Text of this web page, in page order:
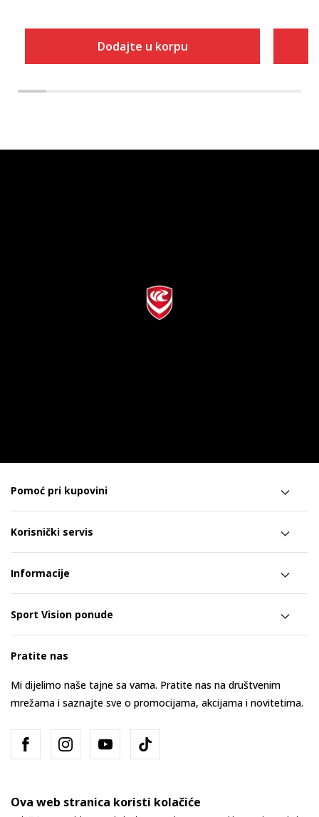
Dodajte u korpu
Pomoć pri kupovini
Korisnički servis
Informacije
Sport Vision ponude
Pratite nas
Mi dijelimo naše tajne sa vama. Pratite nas na društvenim
mrežama i saznajte sve o promocijama, akcijama i novitetima.
Ova web stranica koristi kolačiće